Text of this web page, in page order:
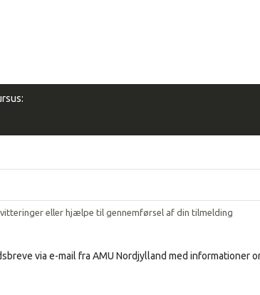
eller hjælpe til gennemførsel af din tilmelding
via e-mail fra AMU Nordjylland med informationer